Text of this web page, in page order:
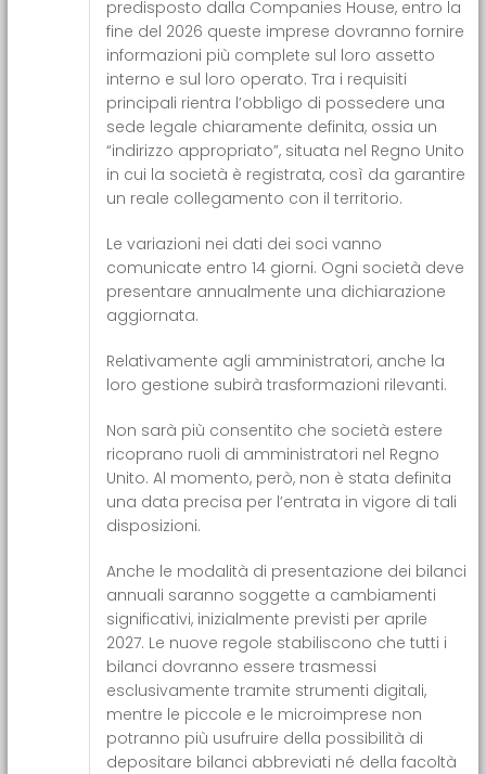
predisposto dalla Companies House, entro la
fine del 2026 queste imprese dovranno fornire
informazioni più complete sul loro assetto
interno e sul loro operato. Tra i requisiti
principali rientra l’obbligo di possedere una
sede legale chiaramente definita, ossia un
“indirizzo appropriato”, situata nel Regno Unito
in cui la società è registrata, così da garantire
un reale collegamento con il territorio.
Le variazioni nei dati dei soci vanno
comunicate entro 14 giorni. Ogni società deve
presentare annualmente una dichiarazione
aggiornata.
Relativamente agli amministratori, anche la
loro gestione subirà trasformazioni rilevanti.
Non sarà più consentito che società estere
ricoprano ruoli di amministratori nel Regno
Unito. Al momento, però, non è stata definita
una data precisa per l’entrata in vigore di tali
disposizioni.
Anche le modalità di presentazione dei bilanci
annuali saranno soggette a cambiamenti
significativi, inizialmente previsti per aprile
2027. Le nuove regole stabiliscono che tutti i
bilanci dovranno essere trasmessi
esclusivamente tramite strumenti digitali,
mentre le piccole e le microimprese non
potranno più usufruire della possibilità di
depositare bilanci abbreviati né della facoltà